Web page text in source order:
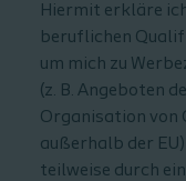
Hiermit erkläre
beruflichen
um mich zu
(z. B. Angeboten
Organisation von
außerhalb der
teilweise durch